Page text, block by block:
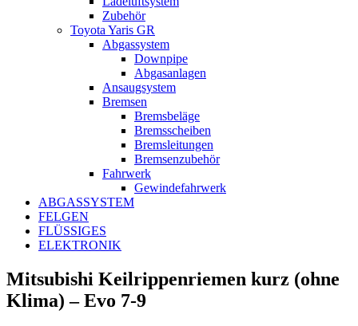
Zubehör
Toyota Yaris GR
Abgassystem
Downpipe
Abgasanlagen
Ansaugsystem
Bremsen
Bremsbeläge
Bremsscheiben
Bremsleitungen
Bremsenzubehör
Fahrwerk
Gewindefahrwerk
ABGASSYSTEM
FELGEN
FLÜSSIGES
ELEKTRONIK
Mitsubishi Keilrippenriemen kurz (ohne
Klima) – Evo 7-9